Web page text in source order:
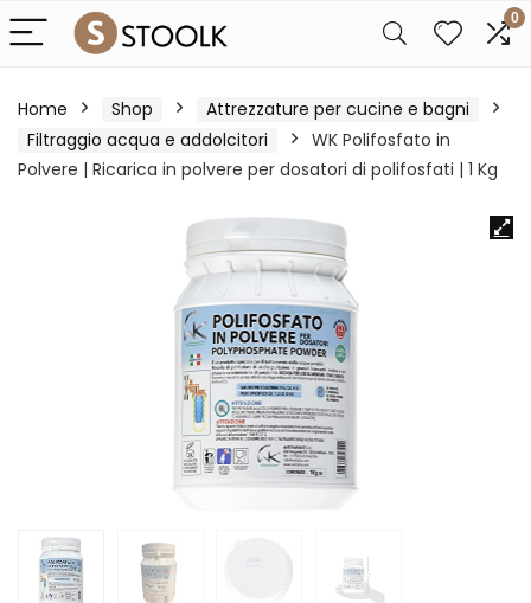
0
Home Shop
Attrezzature per cucine e bagni
Filtraggio acqua e addolcitori
WK Polifosfato in
Polvere | Ricarica in polvere per dosatori di polifosfati | 1 Kg